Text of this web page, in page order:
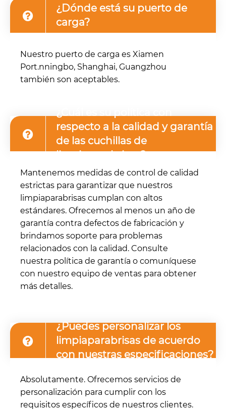
¿Dónde está su puerto de
carga?
Nuestro puerto de carga es Xiamen
Port.nningbo, Shanghai, Guangzhou
también son aceptables.
respecto a la calidad y garantía
de las cuchillas de
limpiaparabrisas?
Mantenemos medidas de control de calidad
estrictas para garantizar que nuestros
limpiaparabrisas cumplan con altos
estándares. Ofrecemos al menos un año de
garantía contra defectos de fabricación y
brindamos soporte para problemas
relacionados con la calidad. Consulte
nuestra política de garantía o comuníquese
con nuestro equipo de ventas para obtener
más detalles.
¿Puedes personalizar los
limpiaparabrisas de acuerdo
con nuestras especificaciones?
Absolutamente. Ofrecemos servicios de
personalización para cumplir con los
requisitos específicos de nuestros clientes.